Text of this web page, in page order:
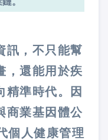
訊，不只能幫
，還能用於疾
精準時代。因
商業基因體公
個人健康管理